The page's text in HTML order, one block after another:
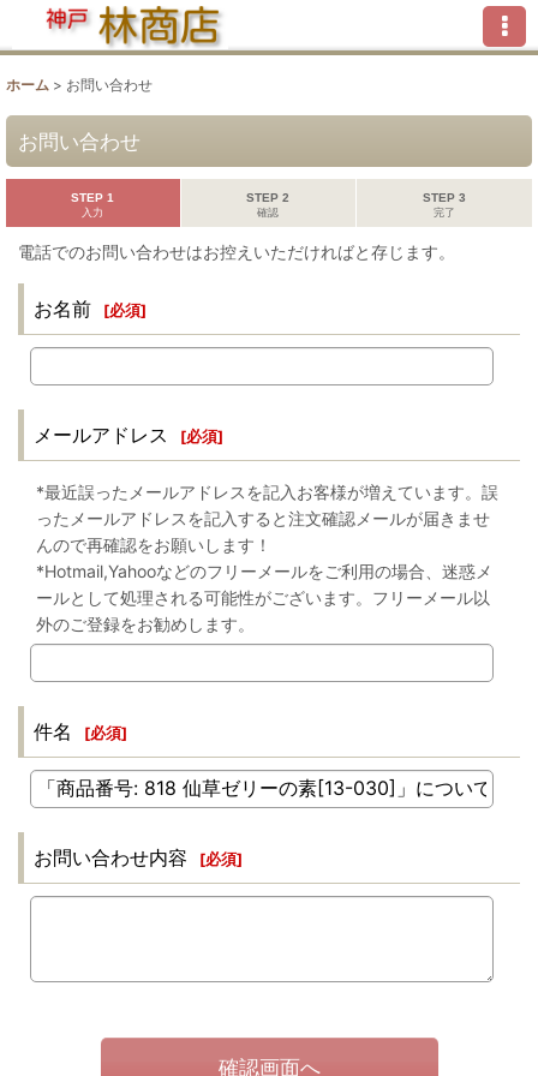
ホーム > お問い合わせ
お問い合わせ
STEP 1
入力
STEP 2
確認
STEP 3
完了
電話でのお問い合わせはお控えいただければと存じます。
お名前 [必須]
メールアドレス [必須]
*最近誤ったメールアドレスを記入お客様が増えています。誤
ったメールアドレスを記入すると注文確認メールが届きませ
んので再確認をお願いします！
*Hotmail,Yahooなどのフリーメールをご利用の場合、迷惑メ
ールとして処理される可能性がございます。フリーメール以
外のご登録をお勧めします。
件名 [必須]
お問い合わせ内容 [必須]
確認画面へ